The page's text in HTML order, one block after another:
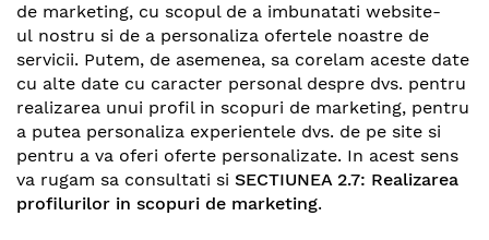
de marketing, cu scopul de a imbunatati website-
ul nostru si de a personaliza ofertele noastre de
servicii. Putem, de asemenea, sa corelam aceste date
cu alte date cu caracter personal despre dvs. pentru
realizarea unui profil in scopuri de marketing, pentru
a putea personaliza experientele dvs. de pe site si
pentru a va oferi oferte personalizate. In acest sens
va rugam sa consultati si SECTIUNEA 2.7: Realizarea
profilurilor in scopuri de marketing.